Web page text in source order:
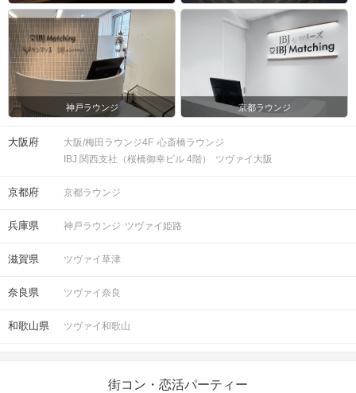
神戸ラウンジ 京都ラウンジ
大阪府 大阪/梅田ラウンジ4F 心斎橋ラウンジ
IBJ 関西支社（桜橋御幸ビル 4階）
ツヴァイ大阪
京都府 京都ラウンジ
兵庫県 神戸ラウンジ ツヴァイ姫路
滋賀県 ツヴァイ草津
奈良県 ツヴァイ奈良
和歌山県 ツヴァイ和歌山
街コン・恋活パーティー